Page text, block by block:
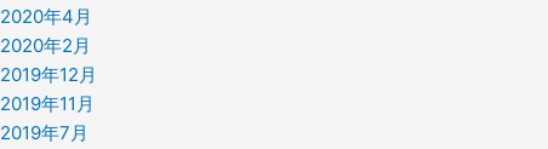
2020年4月
2020年2月
2019年12月
2019年11月
2019年7月